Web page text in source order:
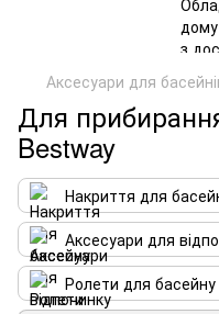
Аксесуари для
Для
Bestway
Накриття для
Аксесуари для
Ролети для басейну